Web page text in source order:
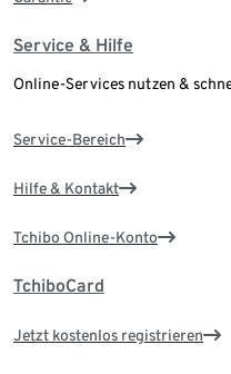
Service & Hilfe
Online-Services nutzen &
Service-Bereich
Hilfe & Kontakt
Tchibo Online-Konto
TchiboCard
Jetzt kostenlos registrieren